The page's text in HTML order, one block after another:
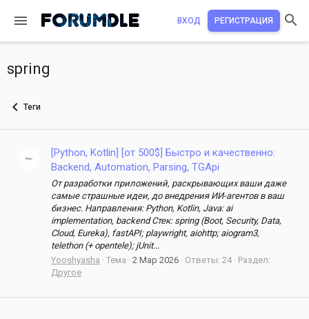
ВХОД РЕГИСТРАЦИЯ
spring
Теги
[Python, Kotlin] [от 500$] Быстро и качественно:
Backend, Automation, Parsing, TGApi
От разработки приложений, раскрывающих ваши даже
самые страшные идеи, до внедрения ИИ-агентов в ваш
бизнес. Направления: Python, Kotlin, Java: ai
implementation, backend Стек: spring (Boot, Security, Data,
Cloud, Eureka), fastAPI; playwright, aiohttp; aiogram3,
telethon (+ opentele); jUnit...
Yooshyasha
Тема 2 Мар 2026 Ответы: 24
Раздел:
Другое